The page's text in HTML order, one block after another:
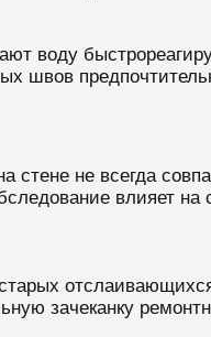
воду
швов
не всегда
влияет
зачеканку